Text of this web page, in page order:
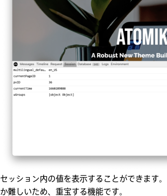
セッション内の値を表示することができます
か難しいため、重宝する機能です。